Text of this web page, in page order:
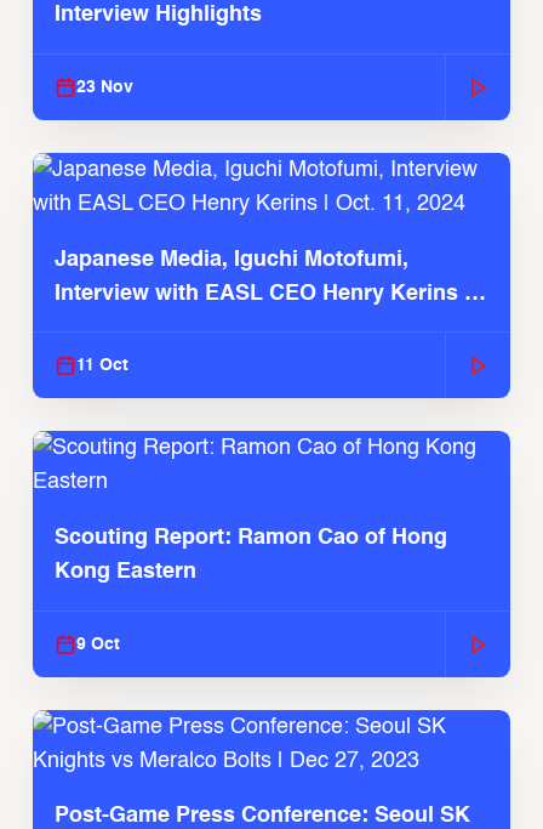
Interview Highlights
23 Nov
Japanese Media, Iguchi Motofumi,
Interview with EASL CEO Henry Kerins |
11 Oct
Scouting Report: Ramon Cao of Hong
Kong Eastern
9 Oct
Post-Game Press Conference: Seoul SK